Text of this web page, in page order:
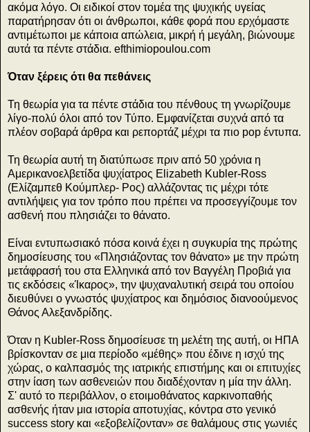
ακόμα λόγο. Οι ειδικοί στον τομέα της ψυχικής υγείας
παρατήρησαν ότι οι άνθρωποι, κάθε φορά που ερχόμαστε
αντιμέτωποι με κάποια απώλεια, μικρή ή μεγάλη, βιώνουμε
αυτά τα πέντε στάδια. efthimiopoulou.com
Όταν ξέρεις ότι θα πεθάνεις
Τη θεωρία για τα πέντε στάδια του πένθους τη γνωρίζουμε
λίγο-πολύ όλοι από τον Τύπο. Εμφανίζεται συχνά από τα
πλέον σοβαρά άρθρα και ρεπορτάζ μέχρι τα πιο pop έντυπα.
Τη θεωρία αυτή τη διατύπωσε πριν από 50 χρόνια η
Αμερικανοελβετίδα ψυχίατρος Elizabeth Kubler-Ross
(Ελίζαμπεθ Κούμπλερ- Ρος) αλλάζοντας τις μέχρι τότε
αντιλήψεις για τον τρόπο που πρέπει να προσεγγίζουμε τον
ασθενή που πλησιάζει το θάνατο.
Είναι εντυπωσιακό πόσα κοινά έχει η συγκυρία της πρώτης
δημοσίευσης του «Πλησιάζοντας τον θάνατο» με την πρώτη
μετάφρασή του στα Ελληνικά από τον Βαγγέλη Προβιά για
τις εκδόσεις «Ίκαρος», την ψυχαναλυτική σειρά του οποίου
διευθύνει ο γνωστός ψυχίατρος και δημόσιος διανοούμενος
Θάνος Αλεξανδρίδης.
Όταν η Kubler-Ross δημοσίευσε τη μελέτη της αυτή, οι ΗΠΑ
βρίσκονταν σε μια περίοδο «μέθης» που έδινε η ισχύ της
χώρας, ο καλπασμός της ιατρικής επιστήμης και οι επιτυχίες
στην ίαση των ασθενειών που διαδέχονταν η μία την άλλη.
Σ' αυτό το περιβάλλον, ο ετοιμοθάνατος καρκινοπαθής
ασθενής ήταν μια ιστορία αποτυχίας, κόντρα στο γενικό
success story και «εξοβελίζονταν» σε θαλάμους στις γωνιές